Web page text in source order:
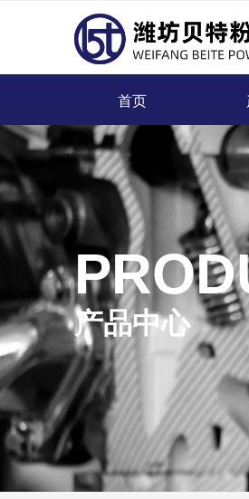
首页
产品中心